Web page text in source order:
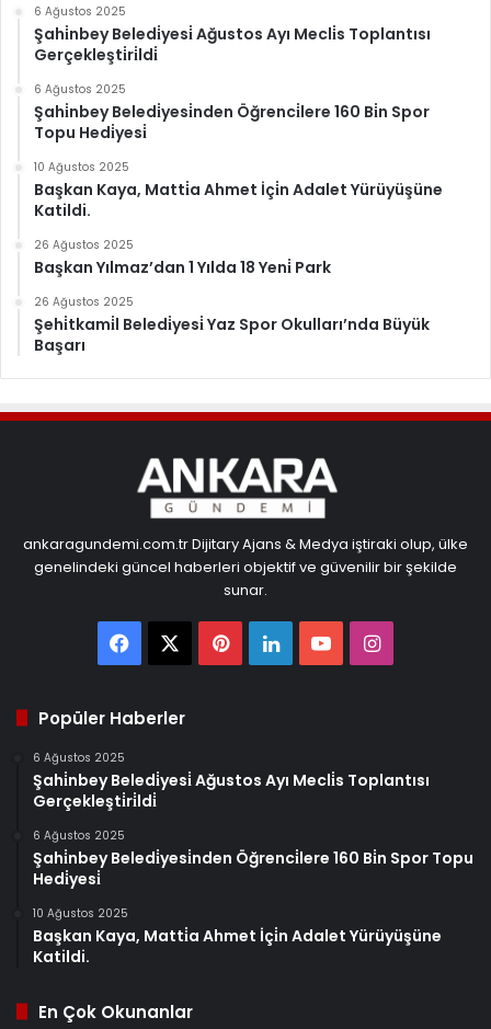
6 Ağustos 2025
Şahi̇nbey Beledi̇yesi̇ Ağustos Ayı Mecli̇s Toplantısı
Gerçekleşti̇ri̇ldi̇
6 Ağustos 2025
Şahi̇nbey Beledi̇yesi̇nden Öğrenci̇lere 160 Bi̇n Spor
Topu Hedi̇yesi̇
10 Ağustos 2025
Başkan Kaya, Matti̇a Ahmet İçi̇n Adalet Yürüyüşüne
Katildi.
26 Ağustos 2025
Başkan Yılmaz’dan 1 Yılda 18 Yeni̇ Park
26 Ağustos 2025
Şehi̇tkami̇l Beledi̇yesi̇ Yaz Spor Okulları’nda Büyük
Başarı
ankaragundemi.com.tr Dijitary Ajans & Medya iştiraki olup, ülke
genelindeki güncel haberleri objektif ve güvenilir bir şekilde
sunar.
FacebookPinterest
LinkedInYouTubeInstagram
Popüler Haberler
6 Ağustos 2025
Şahi̇nbey Beledi̇yesi̇ Ağustos Ayı Mecli̇s Toplantısı
Gerçekleşti̇ri̇ldi̇
6 Ağustos 2025
Şahi̇nbey Beledi̇yesi̇nden Öğrenci̇lere 160 Bi̇n Spor Topu
Hedi̇yesi̇
10 Ağustos 2025
Başkan Kaya, Matti̇a Ahmet İçi̇n Adalet Yürüyüşüne
Katildi.
En Çok Okunanlar